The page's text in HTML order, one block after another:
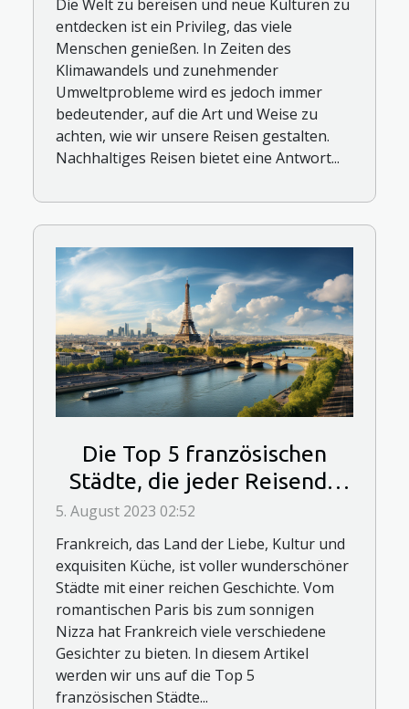
Die Welt zu bereisen und neue Kulturen zu
entdecken ist ein Privileg, das viele
Menschen genießen. In Zeiten des
Klimawandels und zunehmender
Umweltprobleme wird es jedoch immer
bedeutender, auf die Art und Weise zu
achten, wie wir unsere Reisen gestalten.
Nachhaltiges Reisen bietet eine Antwort...
Die Top 5 französischen
Städte, die jeder Reisende
besuchen sollte
5. August 2023 02:52
Frankreich, das Land der Liebe, Kultur und
exquisiten Küche, ist voller wunderschöner
Städte mit einer reichen Geschichte. Vom
romantischen Paris bis zum sonnigen
Nizza hat Frankreich viele verschiedene
Gesichter zu bieten. In diesem Artikel
werden wir uns auf die Top 5
französischen Städte...